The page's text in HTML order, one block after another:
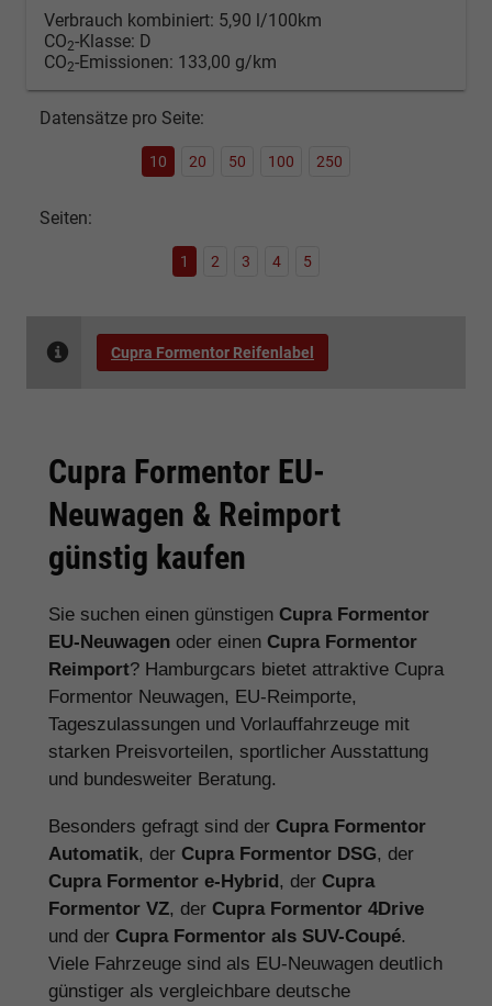
Verbrauch kombiniert: 5,90 l/100km
CO2-Klasse: D
CO2-Emissionen: 133,00 g/km
Datensätze pro Seite:
10 20 50 100 250
Seiten:
1 2 3 4 5
Cupra Formentor Reifenlabel
Cupra Formentor EU-
Neuwagen & Reimport
günstig kaufen
Sie suchen einen günstigen Cupra Formentor
EU-Neuwagen oder einen Cupra Formentor
Reimport? Hamburgcars bietet attraktive Cupra
Formentor Neuwagen, EU-Reimporte,
Tageszulassungen und Vorlauffahrzeuge mit
starken Preisvorteilen, sportlicher Ausstattung
und bundesweiter Beratung.
Besonders gefragt sind der Cupra Formentor
Automatik, der Cupra Formentor DSG, der
Cupra Formentor e-Hybrid, der Cupra
Formentor VZ, der Cupra Formentor 4Drive
und der Cupra Formentor als SUV-Coupé.
Viele Fahrzeuge sind als EU-Neuwagen deutlich
günstiger als vergleichbare deutsche